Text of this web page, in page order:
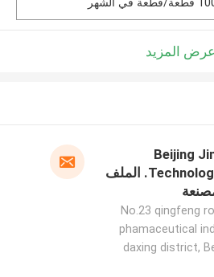
عرض المزيد
Beijing
Technology Co., Ltd. الملف
No.23 qingfeng
phamaceutical
daxing district,